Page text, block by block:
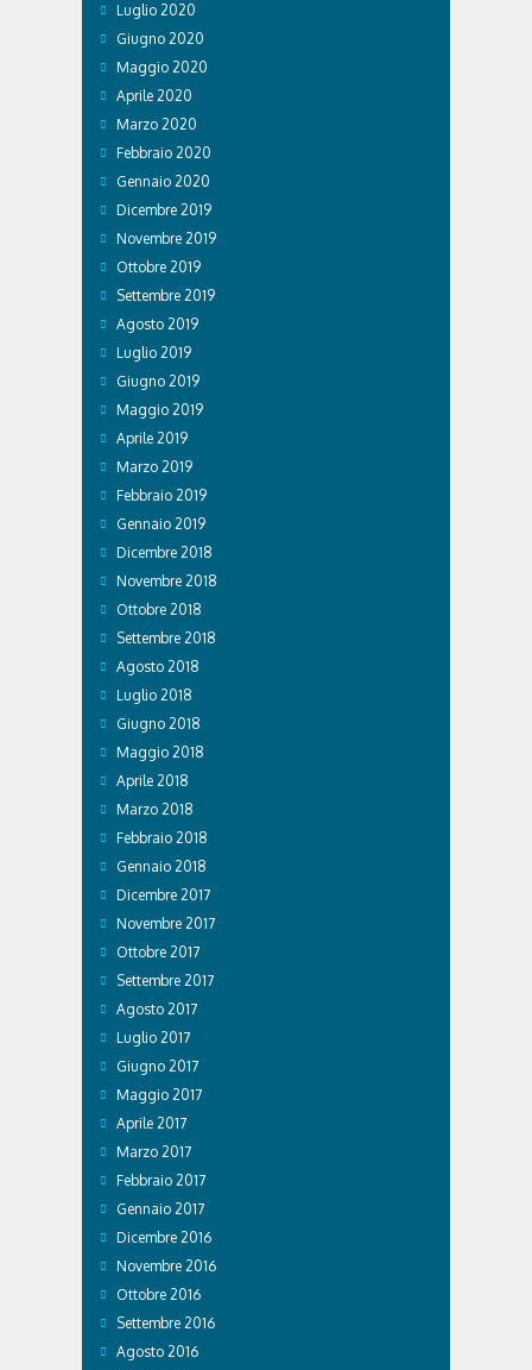
Luglio 2020
Giugno 2020
Maggio 2020
Aprile 2020
Marzo 2020
Febbraio 2020
Gennaio 2020
Dicembre 2019
Novembre 2019
Ottobre 2019
Settembre 2019
Agosto 2019
Luglio 2019
Giugno 2019
Maggio 2019
Aprile 2019
Marzo 2019
Febbraio 2019
Gennaio 2019
Dicembre 2018
Novembre 2018
Ottobre 2018
Settembre 2018
Agosto 2018
Luglio 2018
Giugno 2018
Maggio 2018
Aprile 2018
Marzo 2018
Febbraio 2018
Gennaio 2018
Dicembre 2017
Novembre 2017
Ottobre 2017
Settembre 2017
Agosto 2017
Luglio 2017
Giugno 2017
Maggio 2017
Aprile 2017
Marzo 2017
Febbraio 2017
Gennaio 2017
Dicembre 2016
Novembre 2016
Ottobre 2016
Settembre 2016
Agosto 2016